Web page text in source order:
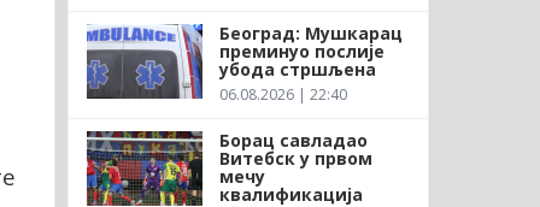
Београд: Мушкарац
преминуо послије
убода стршљена
06.08.2026 | 22:40
Борац савладао
Витебск у првом
мечу
квалификација